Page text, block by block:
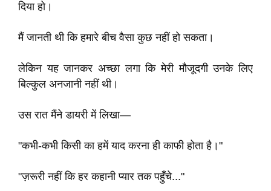
दिया हो।
मैं जानती थी कि हमारे बीच वैसा कुछ नहीं हो सकता।
लेकिन यह जानकर अच्छा लगा कि मेरी मौजूदगी उनके लिए
बिल्कुल अनजानी नहीं थी।
उस रात मैंने डायरी में लिखा—
"कभी-कभी किसी का हमें याद करना ही काफी होता है।"
"ज़रूरी नहीं कि हर कहानी प्यार तक पहुँचे..."